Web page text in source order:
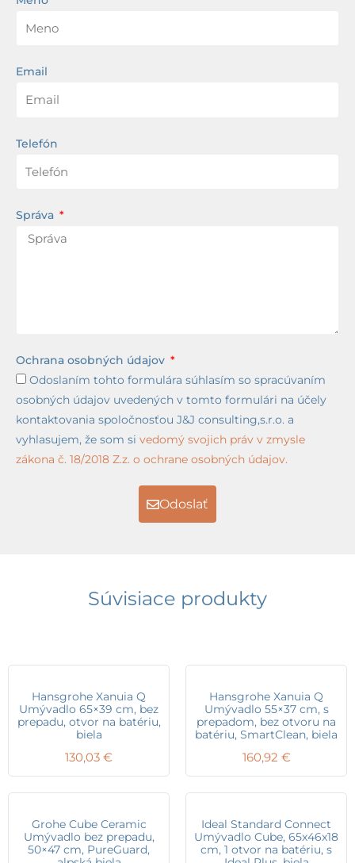
Email
Telefón
Správa
Ochrana osobných údajov
Odoslaním tohto formulára súhlasím so spracúvaním
osobných údajov uvedených v tomto formulári na účely
kontaktovania spoločnosťou J&J consulting,s.r.o. a
vyhlasujem, že som si vedomý svojich práv v zmysle
zákona č. 18/2018 Z.z. o ochrane osobných údajov.
Odoslať
Súvisiace produkty
Hansgrohe Xanuia Q
Umývadlo 65×39 cm, bez
prepadu, otvor na batériu,
biela
130,03 €
Hansgrohe Xanuia Q
Umývadlo 55×37 cm, s
prepadom, bez otvoru na
batériu, SmartClean, biela
160,92 €
Grohe Cube Ceramic
Umývadlo bez prepadu,
50×47 cm, PureGuard,
Ideal Standard Connect
Umývadlo Cube, 65x46x18
cm, 1 otvor na batériu, s